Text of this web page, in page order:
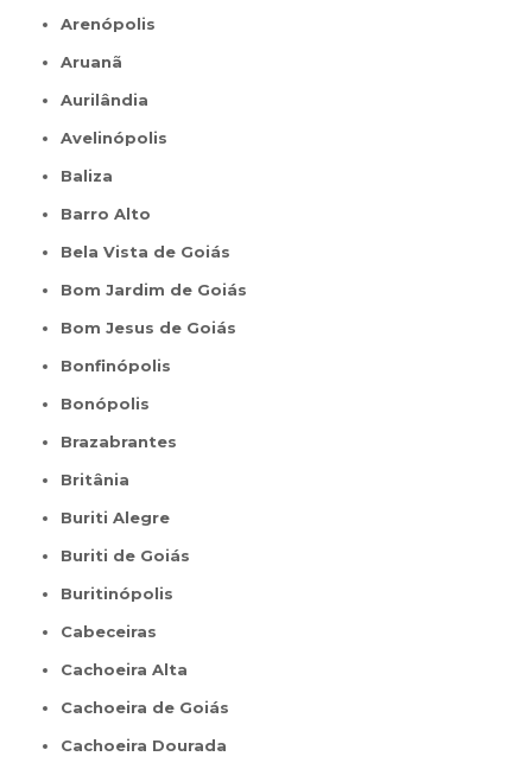
Arenópolis
Aruanã
Aurilândia
Avelinópolis
Baliza
Barro Alto
Bela Vista de Goiás
Bom Jardim de Goiás
Bom Jesus de Goiás
Bonfinópolis
Bonópolis
Brazabrantes
Britânia
Buriti Alegre
Buriti de Goiás
Buritinópolis
Cabeceiras
Cachoeira Alta
Cachoeira de Goiás
Cachoeira Dourada